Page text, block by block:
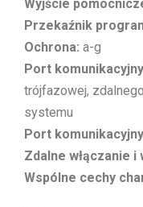
Wyjście
Przekaźnik
Ochrona: a-g
Port komunikacyjny
trójfazowej,
systemu
Port
Zdalne włączanie i
Wspólne cechy